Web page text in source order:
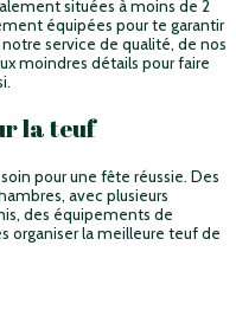
situées à moins de 2
équipées pour te garantir
service de qualité, de nos
moindres détails pour faire
la teuf
pour une fête réussie. Des
avec plusieurs
des équipements de
organiser la meilleure teuf de